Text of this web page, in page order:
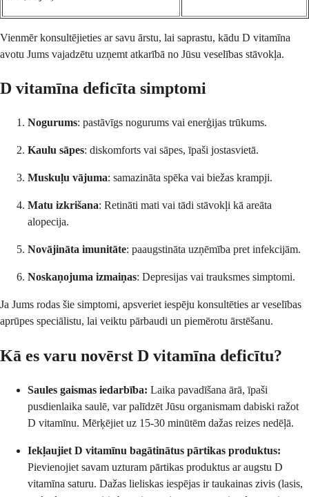
Vienmēr konsultējieties ar savu ārstu, lai saprastu, kādu D vitamīna
avotu Jums vajadzētu uzņemt atkarībā no Jūsu veselības stāvokļa.
D vitamīna deficīta simptomi
Nogurums: pastāvīgs nogurums vai enerģijas trūkums.
Kaulu sāpes: diskomforts vai sāpes, īpaši jostasvietā.
Muskuļu vājuma: samazināta spēka vai biežas krampji.
Matu izkrišana: Retināti mati vai tādi stāvokļi kā areāta
alopecija.
Novājināta imunitāte: paaugstināta uzņēmība pret infekcijām.
Noskaņojuma izmaiņas: Depresijas vai trauksmes simptomi.
Ja Jums rodas šie simptomi, apsveriet iespēju konsultēties ar veselības
aprūpes speciālistu, lai veiktu pārbaudi un piemērotu ārstēšanu.
Kā es varu novērst D vitamīna deficītu?
Saules gaismas iedarbība: Laika pavadīšana ārā, īpaši
pusdienlaika saulē, var palīdzēt Jūsu organismam dabiski ražot
D vitamīnu. Mērķējiet uz 15-30 minūtēm dažas reizes nedēļā.
Iekļaujiet D vitamīnu bagātinātus pārtikas produktus:
Pievienojiet savam uzturam pārtikas produktus ar augstu D
vitamīna saturu. Dažas lieliskas iespējas ir taukainas zivis (lasis,